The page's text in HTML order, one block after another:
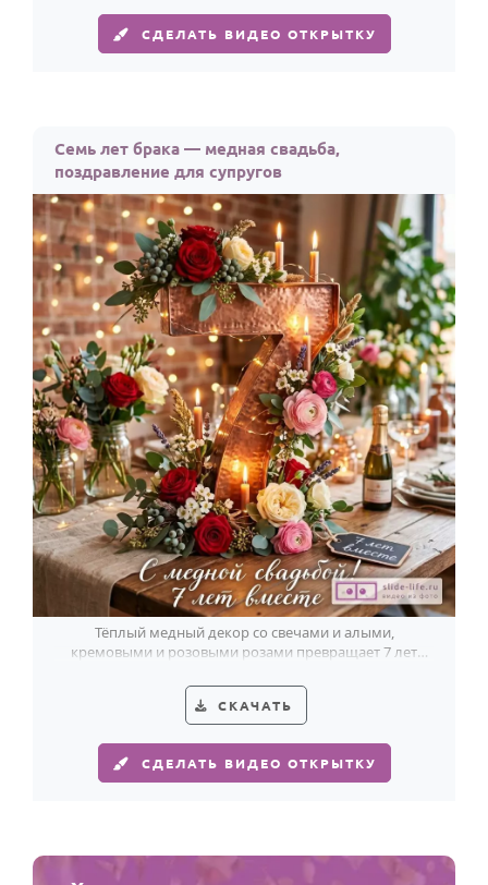
СДЕЛАТЬ ВИДЕО ОТКРЫТКУ
Семь лет брака — медная свадьба,
поздравление для супругов
Тёплый медный декор со свечами и алыми,
кремовыми и розовыми розами превращает 7 лет
СКАЧАТЬ
СДЕЛАТЬ ВИДЕО ОТКРЫТКУ